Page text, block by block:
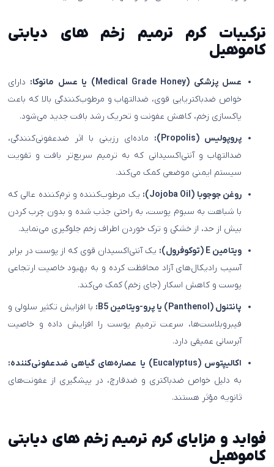
ترکیبات کرم ترمیم زخم های دیابتی
کاموهیل
عسل پزشکی (Medical Grade Honey) یا عسل مانوکا:
دارای
خواص ضدباکتریایی قوی، ضدالتهاب و مرطوب‌کنندگی بالا که باعث
پاکسازی زخم، کاهش عفونت و تحریک رشد بافت جدید می‌شود.
پروپولیس (Propolis):
ماده‌ای رزینی با اثر ضدعفونی‌کنندگی،
ضدالتهاب و آنتی‌اکسیدانی که به ترمیم سریع‌تر بافت و تقویت
سیستم ایمنی موضعی کمک می‌کند.
روغن جوجوبا (Jojoba Oil):
یک مرطوب‌کننده و نرم‌کننده عالی که
با شباهت به سبوم پوست، به راحتی جذب شده و بدون چرب کردن
بیش از حد، از خشکی و ترک خوردن اطراف زخم جلوگیری می‌نماید.
ویتامین E (توکوفرول):
یک آنتی‌اکسیدان قوی که از پوست در برابر
آسیب رادیکال‌های آزاد محافظت کرده و به بهبود خاصیت ارتجاعی
پوست و کاهش اسکار (جای زخم) کمک می‌کند.
پانتنول (Panthenol) یا پرو-ویتامین B5:
با افزایش تکثیر سلولی و
فیبروبلاست‌ها، سرعت ترمیم پوست را افزایش داده و خاصیت
آبرسانی عمیقی دارد.
اکالیپتوس (Eucalyptus) یا عصاره‌های گیاهی ضدعفونی‌کننده:
به دلیل خواص ضدباکتری و ضدقارچ، در پیشگیری از عفونت‌های
ثانویه مؤثر هستند.
فواید و مزایای کرم ترمیم زخم های دیابتی
کاموهیل